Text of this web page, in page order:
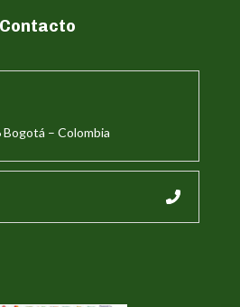
Contacto
– Colombia